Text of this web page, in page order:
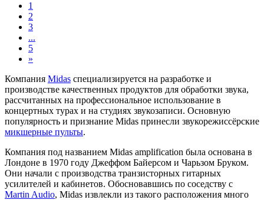
1
2
3
...
5
»
Компания Midas специализируется на разработке и
производстве качественных продуктов для обработки звука,
рассчитанных на профессиональное использование в
концертных турах и на студиях звукозаписи. Основную
популярность и признание Midas принесли звукорежиссёрские
микшерные пульты.
Компания под названием Midas amplification была основана в
Лондоне в 1970 году Джеффом Байерсом и Чарьзом Бруком.
Они начали с производства транзисторных гитарных
усилителей и кабинетов. Обосновавшись по соседству с
Martin Audio, Midas извлекли из такого расположения много